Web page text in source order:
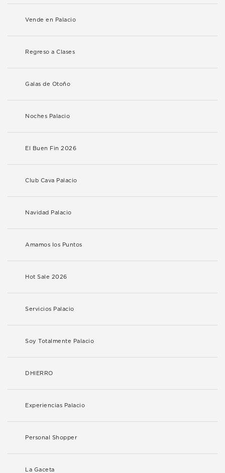
Vende en Palacio
Regreso a Clases
Galas de Otoño
Noches Palacio
El Buen Fin 2026
Club Cava Palacio
Navidad Palacio
Amamos los Puntos
Hot Sale 2026
Servicios Palacio
Soy Totalmente Palacio
DHIERRO
Experiencias Palacio
Personal Shopper
La Gaceta